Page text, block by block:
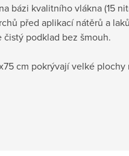
bázi kvalitního vlákna (15
před aplikací nátěrů a
podklad bez šmouh.
cm pokrývají velké